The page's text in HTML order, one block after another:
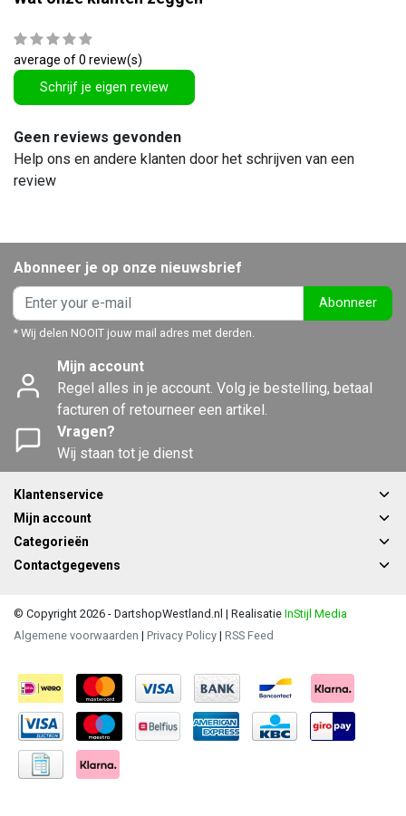
average of 0 review(s)
Schrijf je eigen review
Geen reviews gevonden
Help ons en andere klanten door het schrijven van een
review
Abonneer je op onze nieuwsbrief
Abonneer
* Wij delen NOOIT jouw mail adres met derden.
Mijn account
Regel alles in je account. Volg je bestelling, betaal
facturen of retourneer een artikel.
Vragen?
Wij staan tot je dienst
Klantenservice
Mijn account
Categorieën
Contactgegevens
© Copyright 2026 - DartshopWestland.nl | Realisatie InStijl Media
Algemene voorwaarden | Privacy Policy | RSS Feed